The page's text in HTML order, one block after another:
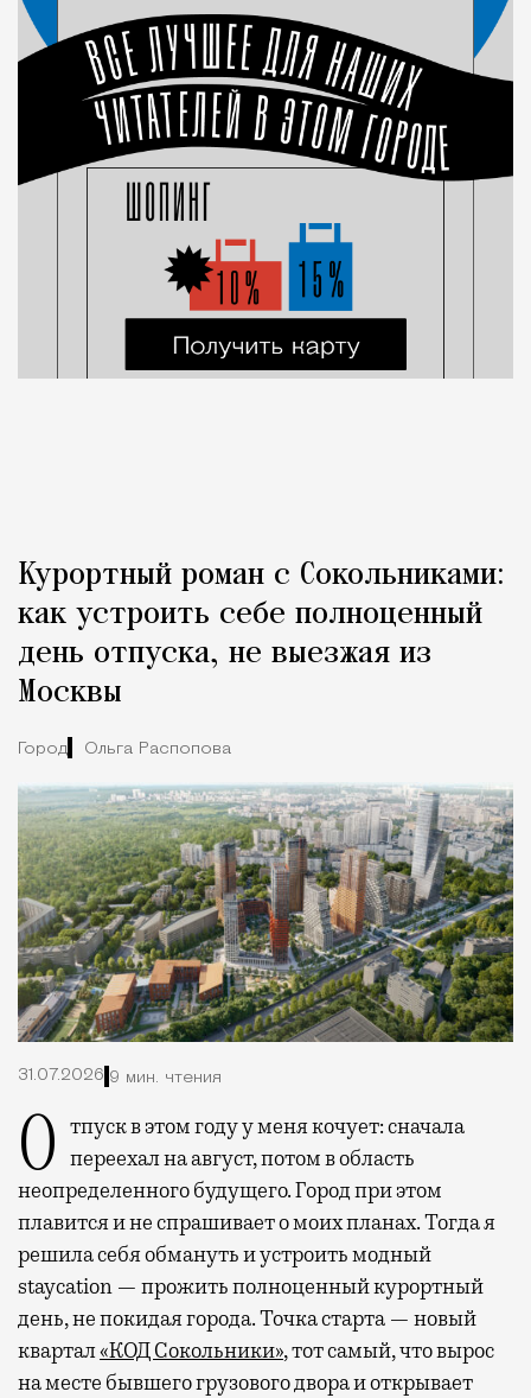
Курортный роман с Сокольниками:
как устроить себе полноценный
день отпуска, не выезжая из
Москвы
Город Ольга Распопова
31.07.2026 9 мин. чтения
Отпуск в этом году у меня кочует: сначала переехал на август, потом в область
неопределенного будущего. Город при этом
плавится и не спрашивает о моих планах. Тогда я
решила себя обмануть и устроить модный
staycation — прожить полноценный курортный
день, не покидая города. Точка старта — новый
квартал«КОД Сокольники», тот самый, что вырос
на месте бывшего грузового двора и открывает